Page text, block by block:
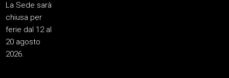
La Sede sarà
chiusa per
ferie dal 12 al
20 agosto
2026.